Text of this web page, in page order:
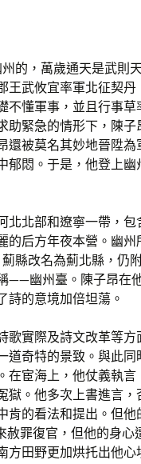
的，萬歲通天是武則
王武攸宜率軍北征契丹
不懂軍事，並且行事草
助緊急的情形下，陳子
被莫名其妙地晉陞為
悶。于是，他登上幽
北北部和遼寧一帶，包
的后方年夜本營。幽州
縣改名為薊北縣，仍
——幽州臺。陳子昂在
詩的意境加倍坦蕩。
歌實際及詩文改革等方
道奇特的景致。與此同
在宦海上，他仗義執言
獄。他多次上書進言，
肯的看法和提出。但他
赦罪復官，但他的身心
方田野更加烘托出他心